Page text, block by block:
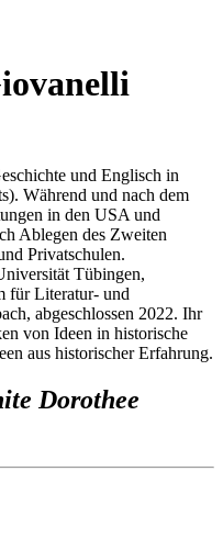
und Englisch in
Während und nach dem
in den USA und
Ablegen des Zweiten
Privatschulen.
Tübingen,
für Literatur- und
abgeschlossen 2022. Ihr
von Ideen in historische
aus historischer Erfahrung.
Dorothee